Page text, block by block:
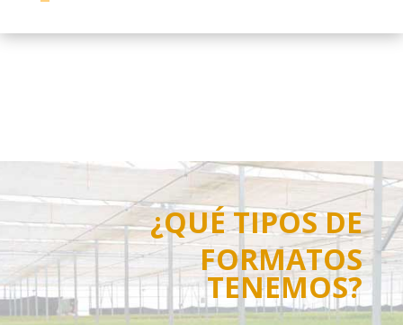
¿QUÉ TIPOS DE
FORMATOS
TENEMOS?